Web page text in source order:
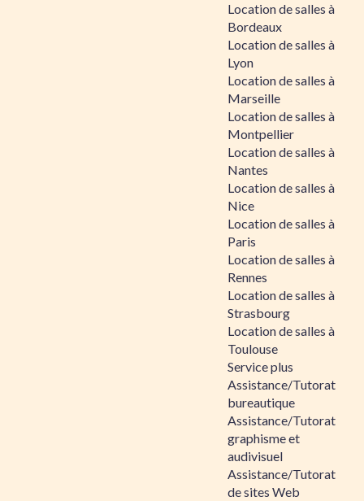
Location de salles à
Bordeaux
Location de salles à
Lyon
Location de salles à
Marseille
Location de salles à
Montpellier
Location de salles à
Nantes
Location de salles à
Nice
Location de salles à
Paris
Location de salles à
Rennes
Location de salles à
Strasbourg
Location de salles à
Toulouse
Service plus
Assistance/Tutorat
bureautique
Assistance/Tutorat
graphisme et
audivisuel
Assistance/Tutorat
de sites Web